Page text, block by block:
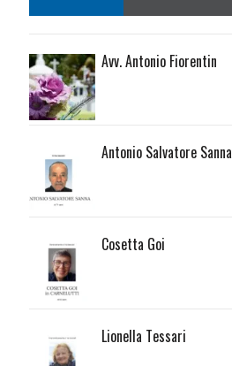
Avv. Antonio Fiorentin
Antonio Salvatore Sanna
Cosetta Goi
Lionella Tessari